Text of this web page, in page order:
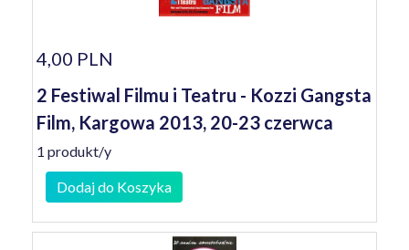
4,00 PLN
2 Festiwal Filmu i Teatru - Kozzi Gangsta
Film, Kargowa 2013, 20-23 czerwca
1 produkt/y
Dodaj do Koszyka